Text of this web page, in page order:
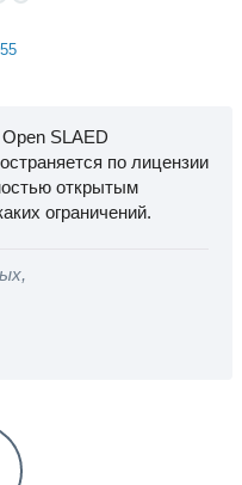
SLAED
по лицензии
открытым
ограничений.